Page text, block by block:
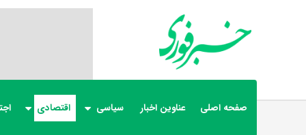
صفحه اصلی عناوین اخبار سیاسی اقتصادی